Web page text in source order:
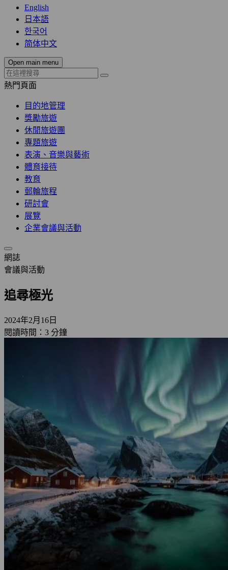
English
日本語
한국어
简体中文
Open main menu
熱門頁面
目的地管理
獎勵旅遊
休閒旅遊團
專題旅遊
表演、音樂與藝術
體育接待
教育
郵輪旅程
研討會
展覽
企業會議與活動
網誌
會議與活動
追尋極光
2024年2月16日
閱讀時間：3 分鐘